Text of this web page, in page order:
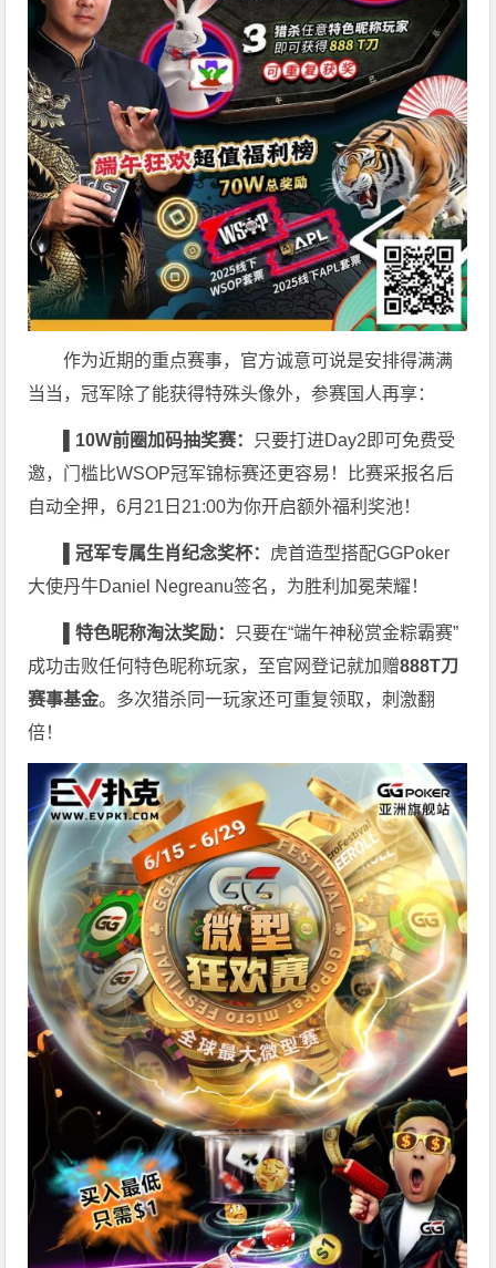
作为近期的重点赛事，官方诚意可说是安排得满满
当当，冠军除了能获得特殊头像外，参赛国人再享：
▌10W前圈加码抽奖赛： 只要打进Day2即可免费受
邀，门槛比WSOP冠军锦标赛还更容易！比赛采报名后
自动全押，6月21日21:00为你开启额外福利奖池！
▌冠军专属生肖纪念奖杯： 虎首造型搭配GGPoker
大使丹牛Daniel Negreanu签名，为胜利加冕荣耀！
▌特色昵称淘汰奖励： 只要在“端午神秘赏金粽霸赛”
成功击败任何特色昵称玩家，至官网登记就加赠888T刀
赛事基金。多次猎杀同一玩家还可重复领取，刺激翻
倍！